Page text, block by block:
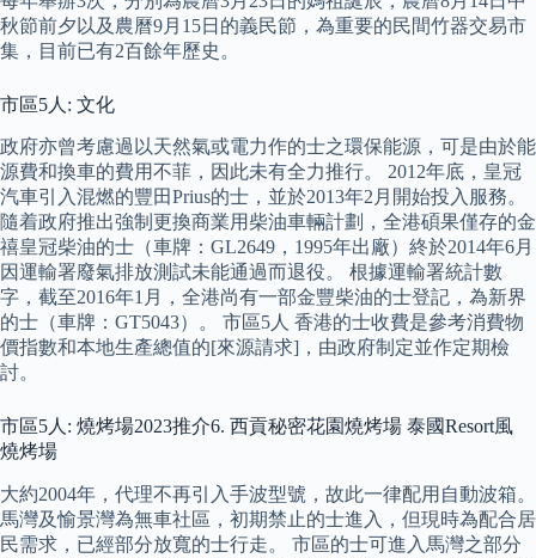
秋節前夕以及農曆9月15日的義民節，為重要的民間竹器交易市
集，目前已有2百餘年歷史。
市區5人: 文化
政府亦曾考慮過以天然氣或電力作的士之環保能源，可是由於能
源費和換車的費用不菲，因此未有全力推行。 2012年底，皇冠
汽車引入混燃的豐田Prius的士，並於2013年2月開始投入服務。
隨着政府推出強制更換商業用柴油車輛計劃，全港碩果僅存的金
禧皇冠柴油的士（車牌：GL2649，1995年出廠）終於2014年6月
因運輸署廢氣排放測試未能通過而退役。 根據運輸署統計數
字，截至2016年1月，全港尚有一部金豐柴油的士登記，為新界
的士（車牌：GT5043）。 市區5人 香港的士收費是參考消費物
價指數和本地生產總值的[來源請求]，由政府制定並作定期檢
討。
市區5人: 燒烤場2023推介6. 西貢秘密花園燒烤場 泰國Resort風
燒烤場
大約2004年，代理不再引入手波型號，故此一律配用自動波箱。
馬灣及愉景灣為無車社區，初期禁止的士進入，但現時為配合居
民需求，已經部分放寬的士行走。 市區的士可進入馬灣之部分